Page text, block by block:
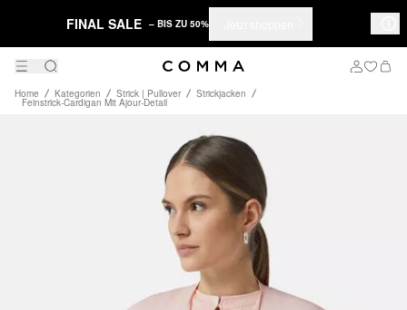
FINAL SALE – BIS ZU 50%
Home Kategorien Strick | Pullover Strickjacken
Feinstrick-Cardigan Mit Ajour-Detail